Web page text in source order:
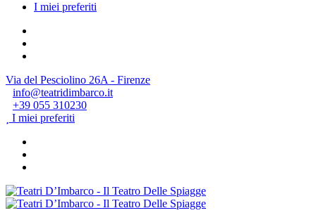
I miei preferiti
Via del Pesciolino 26A - Firenze
info@teatridimbarco.it
+39 055 310230
I miei preferiti